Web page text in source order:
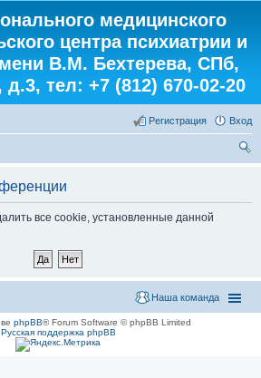
медицинского
центра психиатрии и
В.М. Бехтерева, СПб,
д.3, тел: +7 (812) 670-02-20
Вход
Регистрация
все cookie, установленные данной
Наша команда
phpBB® Forum Software © phpBB Limited
Русская поддержка phpBB